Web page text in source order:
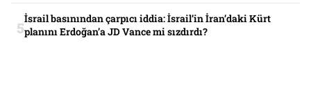
İsrail basınından çarpıcı iddia: İsrail’in İran’daki Kürt
planını Erdoğan’a JD Vance mi sızdırdı?